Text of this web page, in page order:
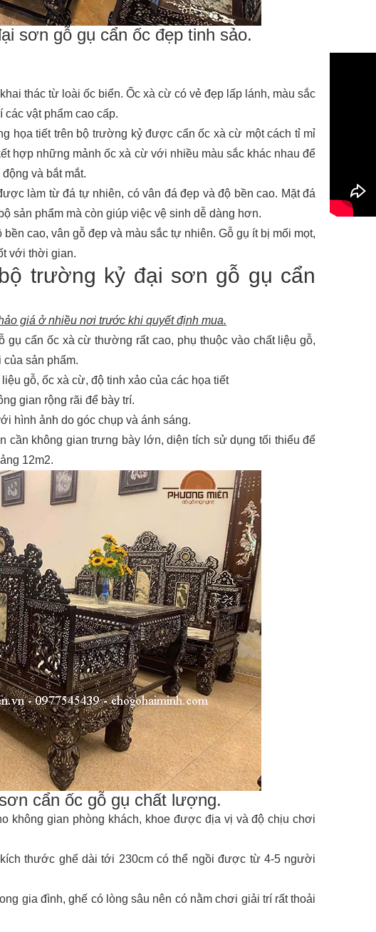
sơn gỗ gụ cẩn ốc đẹp tinh sảo.
thác từ loài ốc biển. Ốc xà cừ có vẻ đẹp lấp lánh, màu sắc
vật phẩm cao cấp.
họa tiết trên bộ trường kỷ được cẩn ốc xà cừ một cách tỉ mỉ
hợp những mảnh ốc xà cừ với nhiều màu sắc khác nhau để
và bắt mắt.
làm từ đá tự nhiên, có vân đá đẹp và độ bền cao. Mặt đá
sản phẩm mà còn giúp việc vệ sinh dễ dàng hơn.
cao, vân gỗ đẹp và màu sắc tự nhiên. Gỗ gụ ít bị mối mọt,
với thời gian.
trường kỷ đại sơn gỗ gụ cẩn
giá ở nhiều nơi trước khi quyết định mua.
cẩn ốc xà cừ thường rất cao, phụ thuộc vào chất liệu gỗ,
của sản phẩm.
gỗ, ốc xà cừ, độ tinh xảo của các họa tiết
gian rộng rãi để bày trí.
hình ảnh do góc chụp và ánh sáng.
cần không gian trưng bày lớn, diện tích sử dụng tối thiểu để
12m2.
cẩn ốc gỗ gụ chất lượng.
không gian phòng khách, khoe được địa vị và độ chịu chơi
thước ghế dài tới 230cm có thể ngồi được từ 4-5 người
gia đình, ghế có lòng sâu nên có nằm chơi giải trí rất thoải